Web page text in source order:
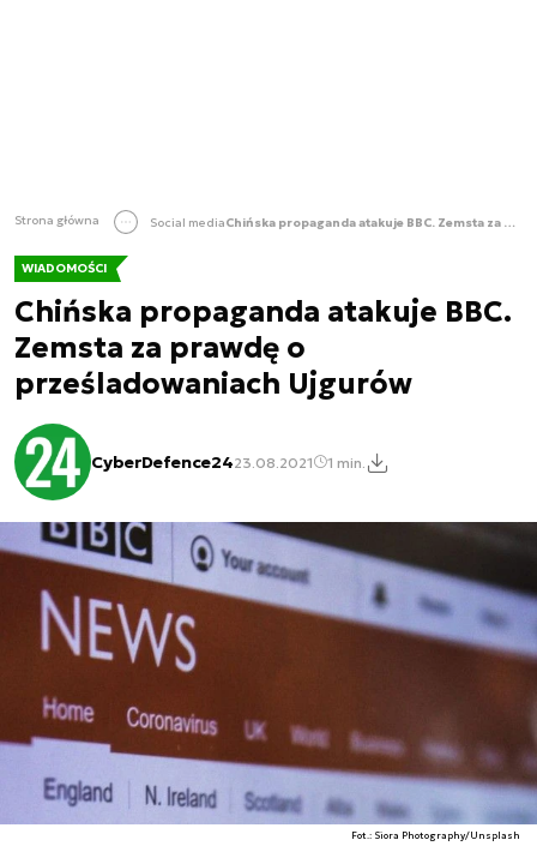
Strona główna Social media Chińska propaganda atakuje BBC. Zemsta za prawdę o prześladowaniach Ujgurów
WIADOMOŚCI
Chińska propaganda atakuje BBC.
Zemsta za prawdę o
prześladowaniach Ujgurów
CyberDefence2423.08.2021 1 min.
Fot.: Siora Photography/Unsplash